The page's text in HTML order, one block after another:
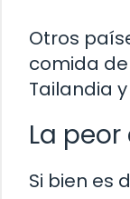
Otros
comida
Tailandia
La
Si bien es